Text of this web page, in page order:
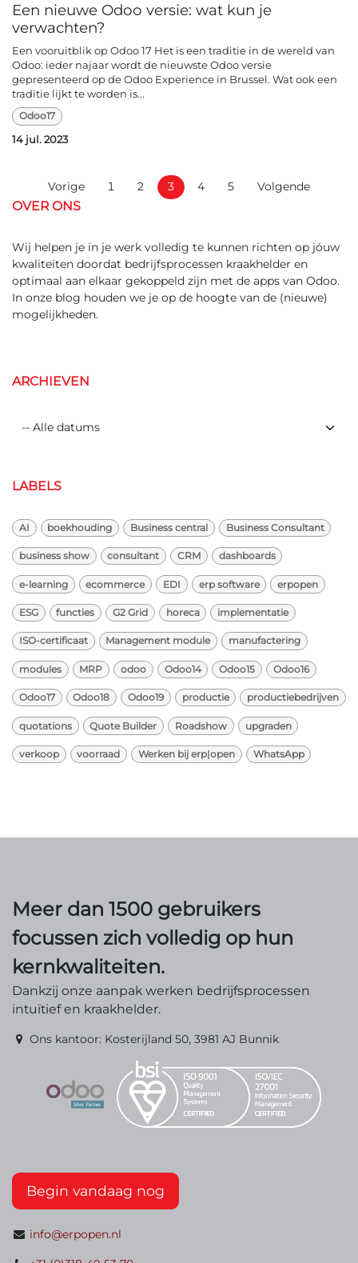
Een nieuwe Odoo versie: wat kun je
verwachten?
Een vooruitblik op Odoo 17 Het is een traditie in de wereld van
Odoo: ieder najaar wordt de nieuwste Odoo versie
gepresenteerd op de Odoo Experience in Brussel. Wat ook een
traditie lijkt te worden is...
Odoo17
14 jul. 2023
Vorige 1 2 3 4 5 Volgende
OVER ONS
Wij helpen je in je werk volledig te kunnen richten op jóuw
kwaliteiten doordat bedrijfsprocessen kraakhelder en
optimaal aan elkaar gekoppeld zijn met de apps van Odoo.
In onze blog houden we je op de hoogte van de (nieuwe)
mogelijkheden.
ARCHIEVEN
LABELS
AI boekhouding Business central Business Consultant
business show consultant CRM dashboards
e-learning ecommerce EDI erp software erpopen
ESG functies G2 Grid horeca implementatie
ISO-certificaat Management module manufactering
modules MRP odoo Odoo14 Odoo15 Odoo16
Odoo17 Odoo18 Odoo19 productie productiebedrijven
quotations Quote Builder Roadshow upgraden
verkoop voorraad Werken bij erp|open WhatsApp
Meer dan 1500 gebruikers
focussen zich volledig op hun
kernkwaliteiten.
Dankzij onze aanpak werken bedrijfsprocessen
intuïtief en kraakhelder.
Ons kantoor: Kosterijland 50, 3981 AJ Bunnik
Begin vandaag nog
info@erpopen.nl